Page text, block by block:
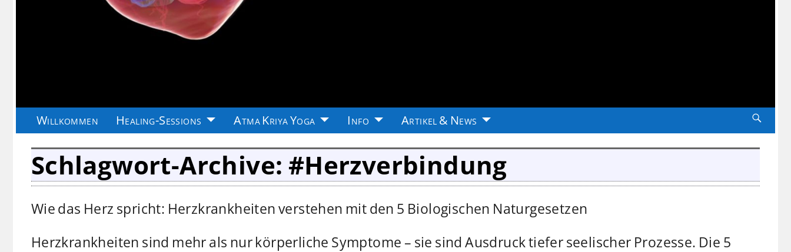
Willkommen Healing-Sessions Atma Kriya Yoga Info Artikel & News
Schlagwort-Archive: #Herzverbindung
Wie das Herz spricht: Herzkrankheiten verstehen mit den 5 Biologischen Naturgesetzen
Herzkrankheiten sind mehr als nur körperliche Symptome – sie sind Ausdruck tiefer seelischer Prozesse. Die 5